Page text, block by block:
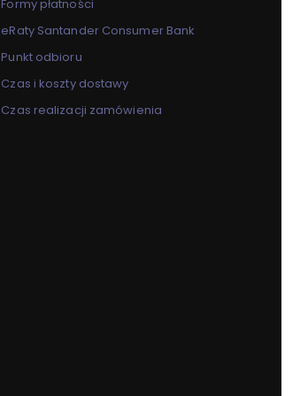
Formy płatności
eRaty Santander Consumer Bank
Punkt odbioru
Czas i koszty dostawy
Czas realizacji zamówienia